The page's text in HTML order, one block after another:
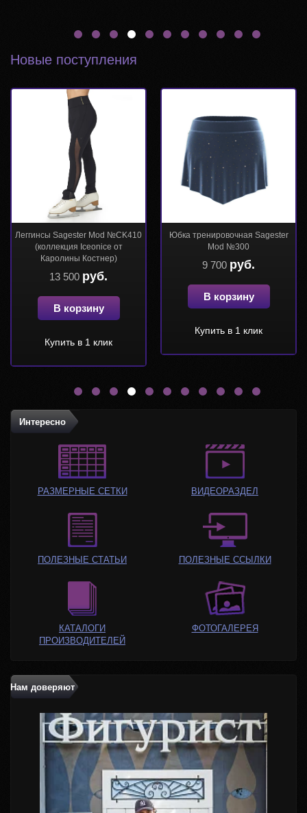
Новые поступления
Леггинсы Sagester Mod №CK411
(коллекция Iceonice от
Каролины Костнер)
10 700руб.
В корзину
Купить в 1 клик
Леггинсы Sagester Mod №CK410
(коллекция Iceonice от
Каролины Костнер)
руб.
В корзину
Интересно
РАЗМЕРНЫЕ СЕТКИ ВИДЕОРАЗДЕЛ
ПОЛЕЗНЫЕ СТАТЬИ ПОЛЕЗНЫЕ ССЫЛКИ
КАТАЛОГИ
ПРОИЗВОДИТЕЛЕЙ
ФОТОГАЛЕРЕЯ
Нам доверяют